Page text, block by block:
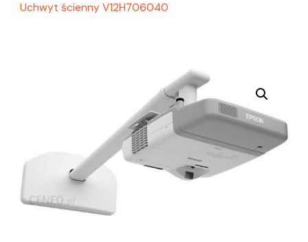
Uchwyt ścienny V12H706040